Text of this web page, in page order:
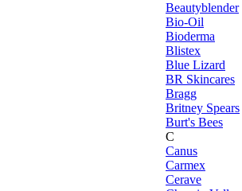
Beautyblender
Bio-Oil
Bioderma
Blistex
Blue Lizard
BR Skincares
Bragg
Britney Spears
Burt's Bees
C
Canus
Carmex
Cerave